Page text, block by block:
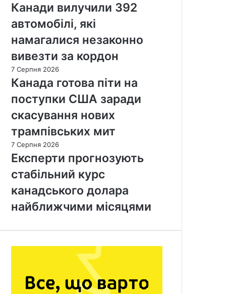
Канади вилучили 392
автомобілі, які
намагалися незаконно
вивезти за кордон
7 Серпня 2026
Канада готова піти на
поступки США заради
скасування нових
трампівських мит
7 Серпня 2026
Експерти прогнозують
стабільний курс
канадського долара
найближчими місяцями